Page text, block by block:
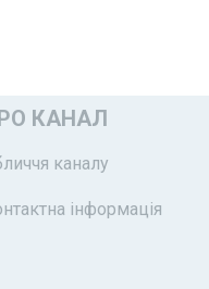
КАНАЛ
каналу
інформація